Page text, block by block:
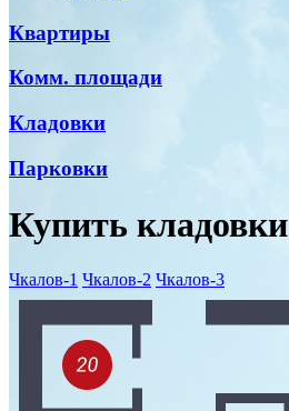
Квартиры
Комм. площади
Кладовки
Парковки
Купить кладовки
Чкалов-1 Чкалов-2 Чкалов-3